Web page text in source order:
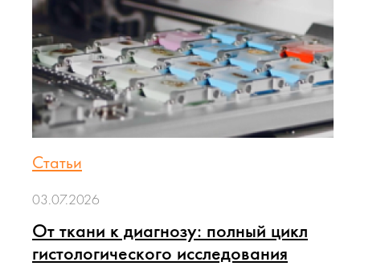
Статьи
03.07.2026
От ткани к диагнозу: полный цикл
гистологического исследования